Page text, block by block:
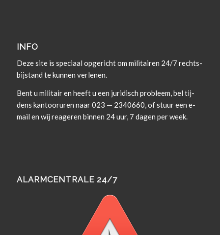
INFO
Deze site is spe­ci­aal opgericht om militairen 24/7 rechts­
bi­j­s­tand te kun­nen verlenen.
Bent u militair en heeft u een juridisch prob­leem, bel tij­
dens kan­tooruren naar 023 — 2340660, of stuur een e-
mail en wij rea­geren bin­nen 24 uur, 7 dagen per week.
ALARMCENTRALE 24/7